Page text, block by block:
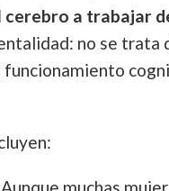
cerebro a trabajar
no se trata